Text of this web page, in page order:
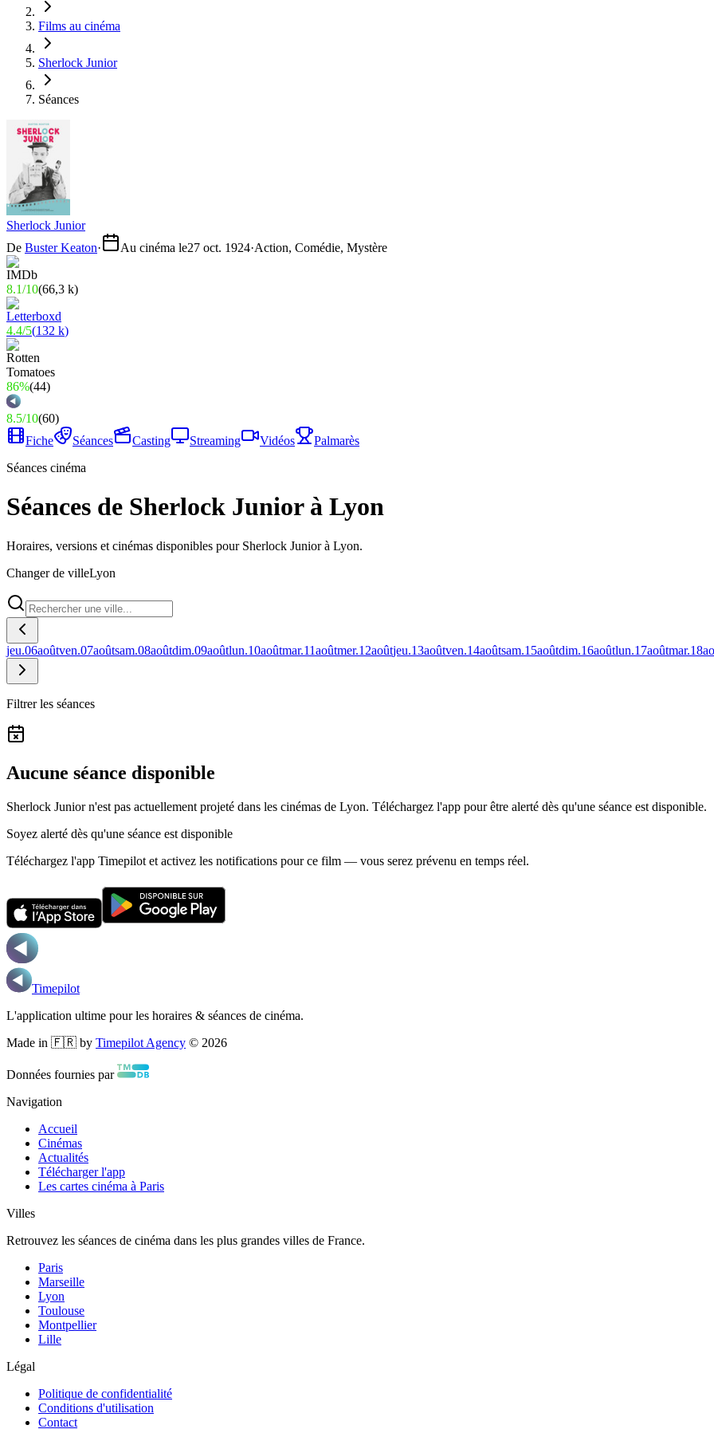
Films au cinéma
Sherlock Junior
Séances
Sherlock Junior
De Buster Keaton· Au cinéma le27 oct. 1924·Action, Comédie, Mystère
8.1/10(66,3 k)
4.4/5(132 k)
86%(44)
8.5/10(60)
Fiche
Séances Casting Streaming Vidéos
Palmarès
Séances cinéma
Séances de Sherlock Junior à Lyon
Horaires, versions et cinémas disponibles pour Sherlock Junior à Lyon.
Changer de villeLyon
jeu.06aoûtven.07aoûtsam.08aoûtdim.09aoûtlun.10aoûtmar.11aoûtmer.12aoûtjeu.13aoûtven.14aoûtsam.15aoûtdim.16aoûtlun.17aoûtmar.18
Filtrer les séances
Aucune séance disponible
Sherlock Junior n'est pas actuellement projeté dans les cinémas de Lyon. Téléchargez l'app pour être alerté dès qu'une séance est disponible.
Soyez alerté dès qu'une séance est disponible
Téléchargez l'app Timepilot et activez les notifications pour ce film — vous serez prévenu en temps réel.
Timepilot
L'application ultime pour les horaires & séances de cinéma.
Made in 🇫🇷 by Timepilot Agency © 2026
Données fournies par
Navigation
Accueil
Cinémas
Actualités
Télécharger l'app
Les cartes cinéma à Paris
Villes
Retrouvez les séances de cinéma dans les plus grandes villes de France.
Paris
Marseille
Lyon
Toulouse
Montpellier
Lille
Légal
Politique de confidentialité
Conditions d'utilisation
Contact